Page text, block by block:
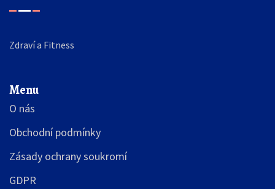
Zdraví a Fitness
Menu
O nás
Obchodní podmínky
Zásady ochrany soukromí
GDPR